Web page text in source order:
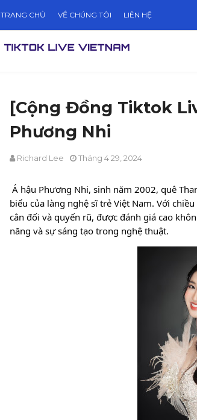
TRANG CHỦ VỀ CHÚNG TÔI LIÊN HỆ
[Cộng Đồng Tiktok
Phương Nhi
Richard Lee Tháng 4 29, 2024
Á hậu Phương Nhi, sinh năm 2002, quê
biểu của làng nghệ sĩ trẻ Việt Nam. Với
cân đối và quyến rũ, được đánh giá cao
năng và sự sáng tạo trong nghệ thuật.